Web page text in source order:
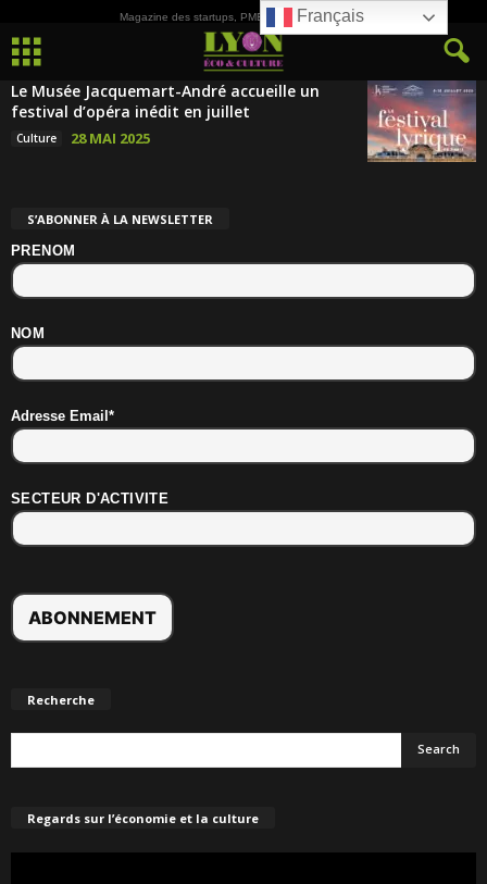
Magazine des startups, PME, ETI et de la Culture
Le Musée Jacquemart-André accueille un
festival d’opéra inédit en juillet
Culture 28 MAI 2025
S’ABONNER À LA NEWSLETTER
PRENOM
NOM
Adresse Email*
SECTEUR D'ACTIVITE
Recherche
Regards sur l’économie et la culture
Français